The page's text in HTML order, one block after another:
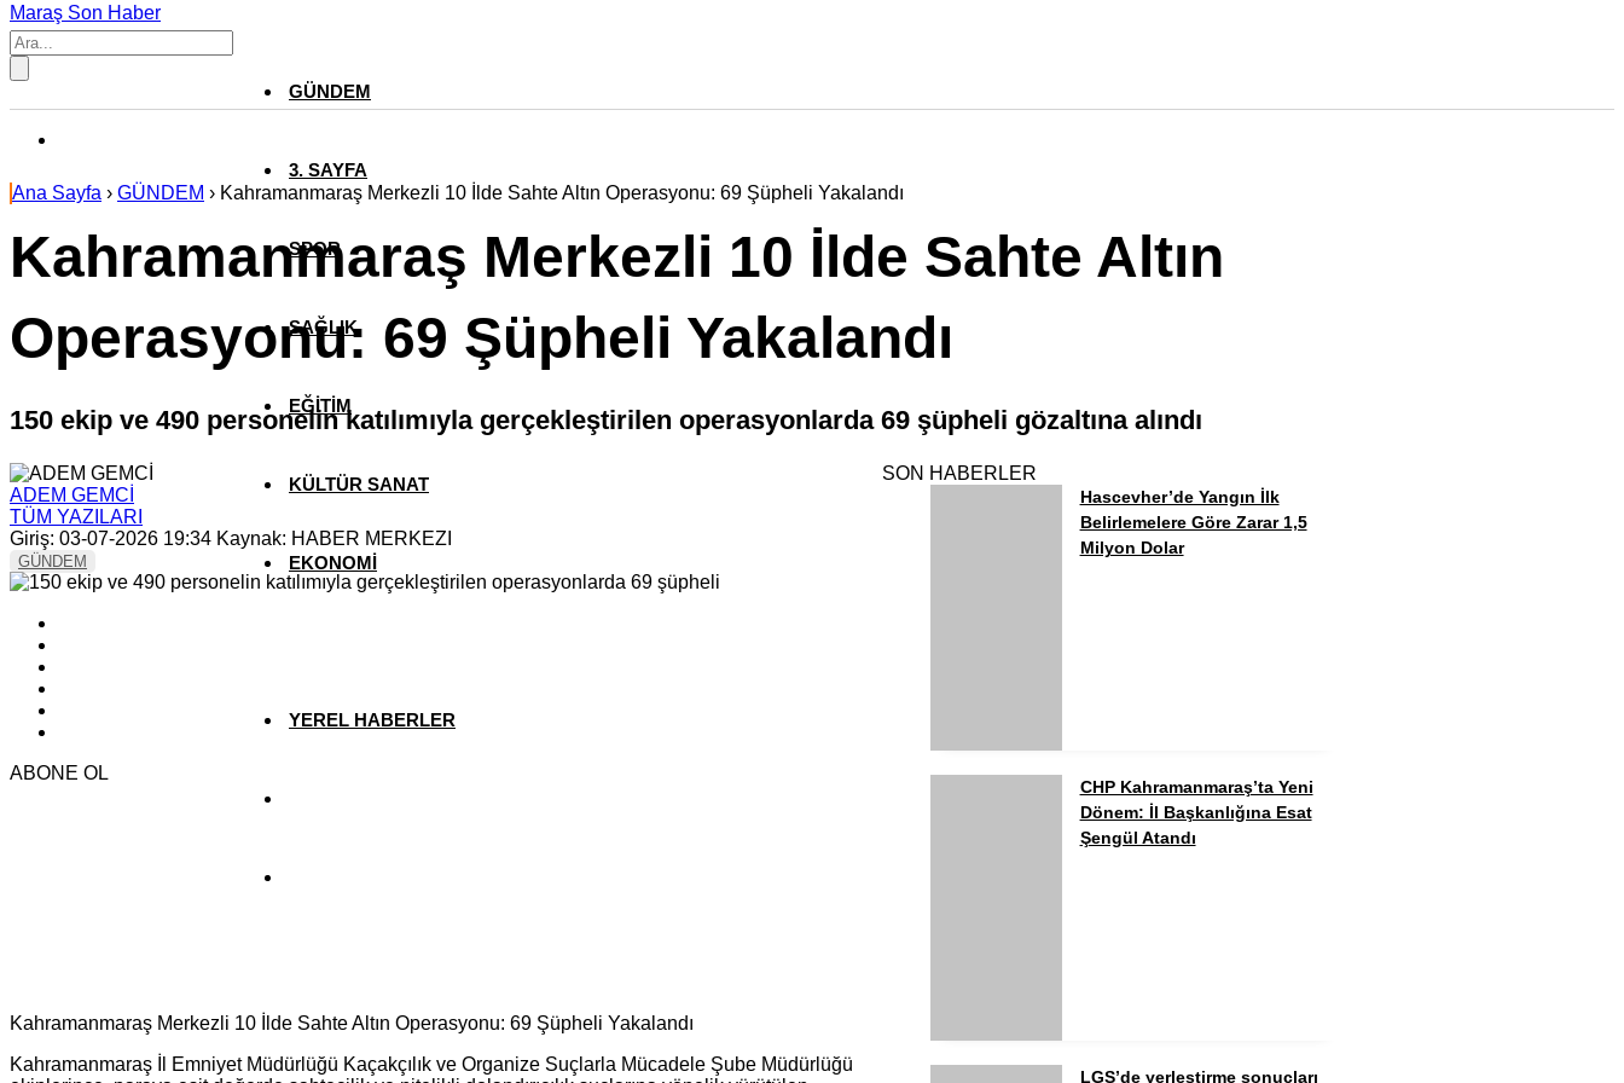
Maraş Son Haber
GÜNDEM
3. SAYFA
SPOR
SAĞLIK
EĞİTİM
KÜLTÜR SANAT
EKONOMİ
YEREL HABERLER
Ana Sayfa › GÜNDEM › Kahramanmaraş Merkezli 10 İlde Sahte Altın Operasyonu: 69 Şüpheli Yakalandı
Kahramanmaraş Merkezli 10 İlde Sahte Altın
Operasyonu: 69 Şüpheli Yakalandı
150 ekip ve 490 personelin katılımıyla gerçekleştirilen operasyonlarda 69 şüpheli gözaltına alındı
ADEM GEMCİ
TÜM YAZILARI
Giriş: 03-07-2026 19:34 Kaynak: HABER MERKEZI
GÜNDEM
ABONE OL
Kahramanmaraş Merkezli 10 İlde Sahte Altın Operasyonu: 69 Şüpheli Yakalandı
Kahramanmaraş İl Emniyet Müdürlüğü Kaçakçılık ve Organize Suçlarla Mücadele Şube Müdürlüğü
SON HABERLER
Hascevher’de Yangın İlk
Belirlemelere Göre Zarar 1,5
Milyon Dolar
CHP Kahramanmaraş’ta Yeni
Dönem: İl Başkanlığına Esat
Şengül Atandı
LGS’de yerleştirme sonuçları